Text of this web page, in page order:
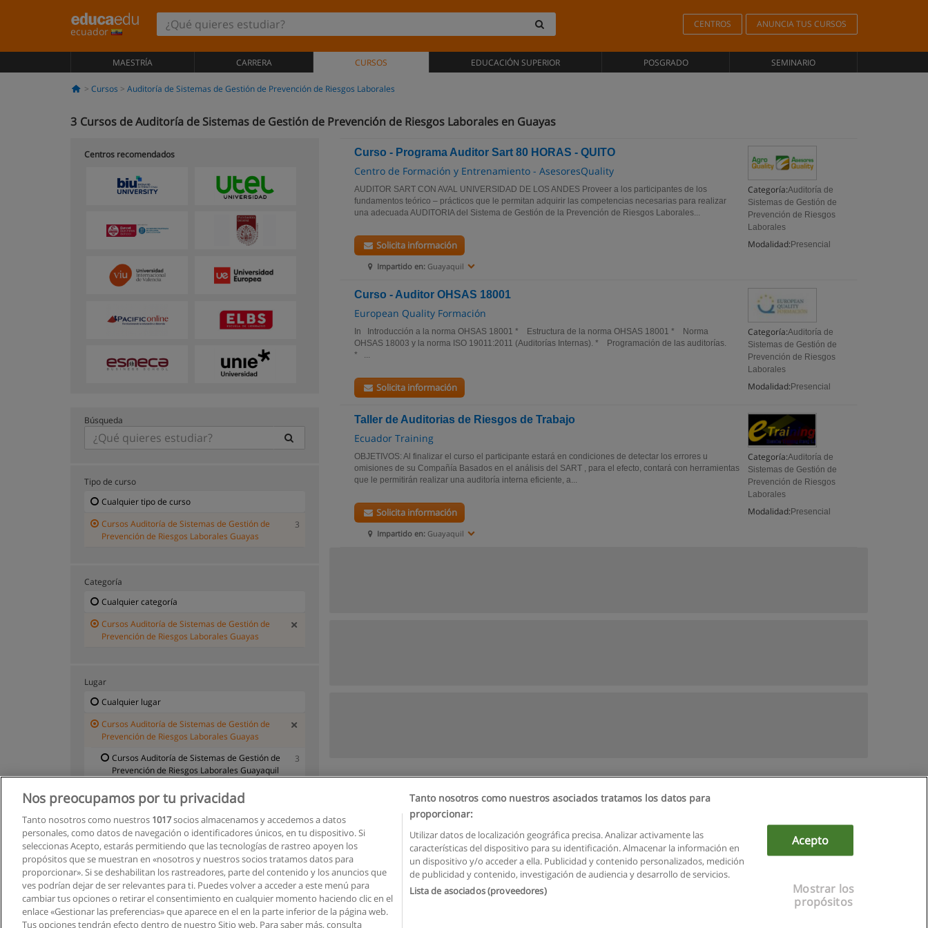
ecuador
CENTROS ANUNCIA TUS CURSOS
MAESTRÍA CARRERA CURSOS EDUCACIÓN SUPERIOR POSGRADO SEMINARIO
Cursos Auditoría de Sistemas de Gestión de Prevención de Riesgos Laborales
3 Cursos de Auditoría de Sistemas de Gestión de Prevención de Riesgos Laborales en Guayas
Curso - Programa Auditor Sart 80 HORAS - QUITO
Centro de Formación y Entrenamiento - AsesoresQuality
Categoría:Auditoría de
Sistemas de Gestión de
Prevención de Riesgos
Laborales
Modalidad: Presencial
AUDITOR SART CON AVAL UNIVERSIDAD DE LOS ANDES Proveer a los participantes de los
fundamentos teórico – prácticos que le permitan adquirir las competencias necesarias para realizar
una adecuada AUDITORIA del Sistema de Gestión de la Prevención de Riesgos Laborales...
Impartido en: Guayaquil
Solicita información
Curso - Auditor OHSAS 18001
European Quality Formación
Categoría:Auditoría de
Sistemas de Gestión de
Prevención de Riesgos
Laborales
Modalidad: Presencial
In Introducción a la norma OHSAS 18001 * Estructura de la norma OHSAS 18001 * Norma
OHSAS 18003 y la norma ISO 19011:2011 (Auditorías Internas). * Programación de las auditorías.
* ...
Solicita información
Taller de Auditorias de Riesgos de Trabajo
Ecuador Training
Categoría:Auditoría de
Sistemas de Gestión de
Prevención de Riesgos
Laborales
Modalidad: Presencial
OBJETIVOS: Al finalizar el curso el participante estará en condiciones de detectar los errores u
omisiones de su Compañía Basados en el análisis del SART , para el efecto, contará con herramientas
que le permitirán realizar una auditoría interna eficiente, a...
Impartido en: Guayaquil
Solicita información
Centros recomendados
Búsqueda
Tipo de curso
Cualquier tipo de curso
Cursos Auditoría de Sistemas de Gestión de
Prevención de Riesgos Laborales Guayas
3
Categoría
Cualquier categoría
Cursos Auditoría de Sistemas de Gestión de
Prevención de Riesgos Laborales Guayas
Lugar
Cualquier lugar
Cursos Auditoría de Sistemas de Gestión de
Prevención de Riesgos Laborales Guayas
Cursos Auditoría de Sistemas de Gestión de
Prevención de Riesgos Laborales Guayaquil
3
Reglas de uso Privacidad de datos Contactar con Educaedu
Copyright © Educaedu Business S.L. - CIF : B-95610580: - www.educaedu.com.ec
Nos preocupamos por tu privacidad
Tanto nosotros como nuestros 1017socios almacenamos y accedemos a datos
personales, como datos de navegación o identificadores únicos, en tu dispositivo. Si
seleccionas Acepto, estarás permitiendo que las tecnologías de rastreo apoyen los
propósitos que se muestran en «nosotros y nuestros socios tratamos datos para
proporcionar». Si se deshabilitan los rastreadores, parte del contenido y los anuncios que
ves podrían dejar de ser relevantes para ti. Puedes volver a acceder a este menú para
cambiar tus opciones o retirar el consentimiento en cualquier momento haciendo clic en el
enlace «Gestionar las preferencias» que aparece en el en la parte inferior de la página web.
Tus opciones tendrán efecto dentro de nuestro Sitio web. Para saber más, consulta
Tanto nosotros como nuestros asociados tratamos los datos para
proporcionar:
Utilizar datos de localización geográfica precisa. Analizar activamente las
características del dispositivo para su identificación. Almacenar la información en
un dispositivo y/o acceder a ella. Publicidad y contenido personalizados, medición
de publicidad y contenido, investigación de audiencia y desarrollo de servicios.
Lista de asociados (proveedores)
Acepto
Mostrar los
propósitos